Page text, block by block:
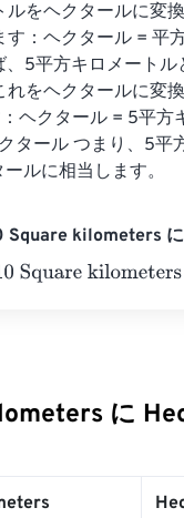
ルをヘクタールに変
：ヘクタール = 平
5平方キロメートル
をヘクタールに変換
ヘクタール = 5平方
タール つまり、5平
ルに相当します。
Square kilometers
kilometers×100=
に